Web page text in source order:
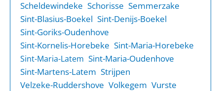
Scheldewindeke Schorisse Semmerzake
Sint-Blasius-Boekel Sint-Denijs-Boekel
Sint-Goriks-Oudenhove
Sint-Kornelis-Horebeke Sint-Maria-Horebeke
Sint-Maria-Latem Sint-Maria-Oudenhove
Sint-Martens-Latem Strijpen
Velzeke-Ruddershove Volkegem Vurste